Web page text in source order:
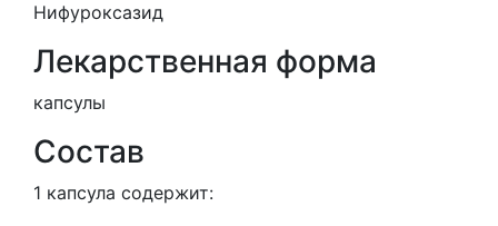
Нифуроксазид
Лекарственная форма
капсулы
Состав
1 капсула содержит: